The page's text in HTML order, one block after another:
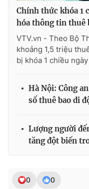
Ðiện thoại Thời báo
Email:toasoan@vtv.vn
® Cấm sao chép dưới
thuận bằng văn bản.
Chính thức khóa 1
hóa thông tin thuê
VTV.vn - Theo Bộ
khoảng 1,5 triệu
bị khóa 1 chiều ngày
Hà Nội: Công
số thuê bao di
Lượng người
tăng đột biến
0 0